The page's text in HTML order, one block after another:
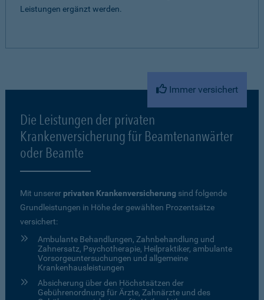
Leistungen ergänzt werden.
Immer versichert
Die Leistungen der privaten
Krankenversicherung für Beamtenanwärter
oder Beamte
Mit unserer privaten Krankenversicherung sind folgende
Grundleistungen in Höhe der gewählten Prozentsätze
versichert:
Ambulante Behandlungen, Zahnbehandlung und
Zahnersatz, Psychotherapie, Heilpraktiker, ambulante
Vorsorgeuntersuchungen und allgemeine
Krankenhausleistungen
Absicherung über den Höchstsätzen der
Gebührenordnung für Ärzte, Zahnärzte und des